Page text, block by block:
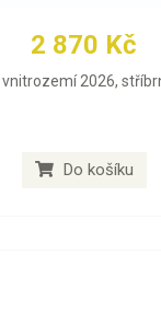
2 870 Kč
2026,
Do košíku